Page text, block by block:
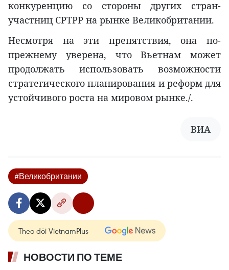
конкуренцию со стороны других стран-
участниц CPTPP на рынке Великобритании.
Несмотря на эти препятствия, она по-
прежнему уверена, что Вьетнам может
продолжать использовать возможности
стратегического планирования и реформ для
устойчивого роста на мировом рынке./.
ВИА
#Великобритании
Theo dõi VietnamPlus
НОВОСТИ ПО ТЕМЕ